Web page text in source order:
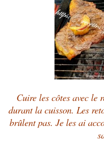
Cuire les côtes avec le
durant la cuisson. Les
brûlent pas. Je les ai